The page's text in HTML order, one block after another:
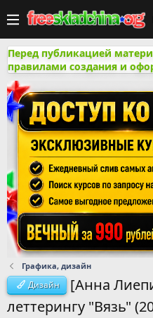
Перед публикацией
правилами создания и
Графика, дизайн
Дизайн
[Анна
леттерингу "Вязь"